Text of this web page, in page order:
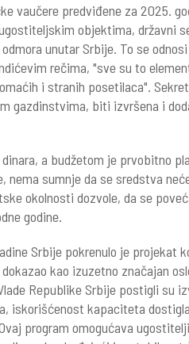
vaučere predviđene za 2025.
objektima, državni
unutar Srbije. To se
rečima, "sve su to
i stranih posetilaca".
gazdinstvima, biti izvršena i
a budžetom je prvobitno
nema sumnje da se sredstva
okolnosti dozvole, da se
godine.
Srbije pokrenulo je projekat
kao izuzetno značajan
Republike Srbije postigli su
iskorišćenost kapaciteta
program omogućava